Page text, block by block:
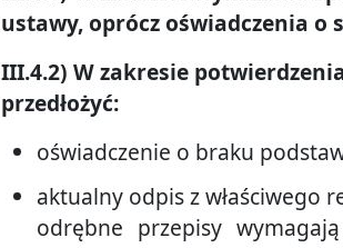
ustawy, oprócz oświadczenia o
III.4.2) W zakresie
przedłożyć:
oświadczenie o braku
aktualny odpis z właściwego
odrębne przepisy